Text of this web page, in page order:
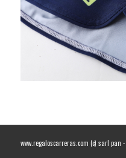
www.regaloscarreras.com (c) sarl pan -